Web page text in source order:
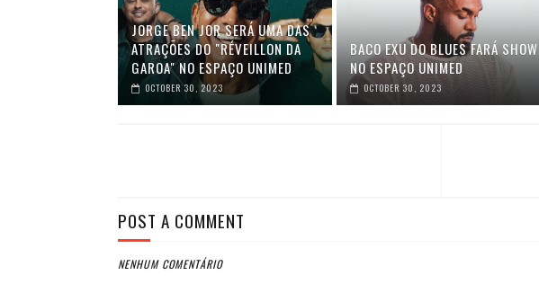
JORGE BEN JOR SERÁ UMA DAS
ATRAÇÕES DO "RÉVEILLON DA
GAROA" NO ESPAÇO UNIMED
OCTOBER 30, 2023
BACO EXU DO BLUES FARÁ SHOW
NO ESPAÇO UNIMED
OCTOBER 30, 2023
POST A COMMENT
NENHUM COMENTÁRIO